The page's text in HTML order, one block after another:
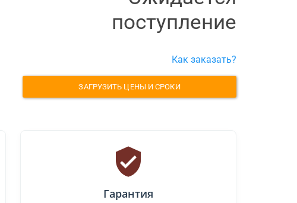
поступление
Как заказать?
ЗАГРУЗИТЬ ЦЕНЫ И СРОКИ
Гарантия